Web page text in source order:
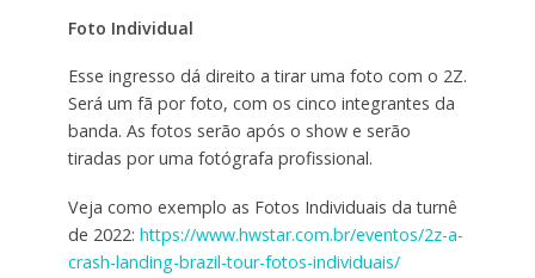
Foto Individual
Esse ingresso dá direito a tirar uma foto com o 2Z.
Será um fã por foto, com os cinco integrantes da
banda. As fotos serão após o show e serão
tiradas por uma fotógrafa profissional.
Veja como exemplo as Fotos Individuais da turnê
de 2022: https://www.hwstar.com.br/eventos/2z-a-
crash-landing-brazil-tour-fotos-individuais/